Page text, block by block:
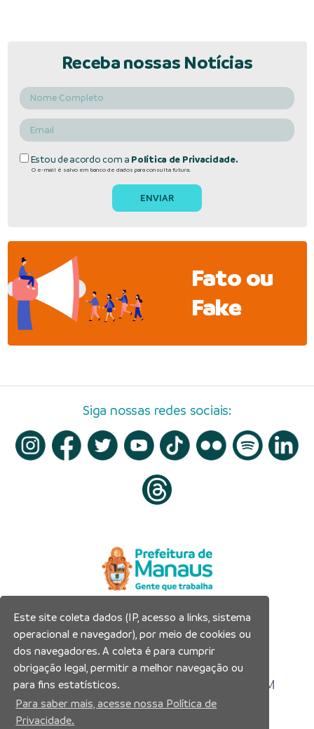
Receba nossas Notícias
Estou de acordo com a Política de Privacidade.
O e-mail é salvo em banco de dados para consulta futura.
Fato ou
Fake
Siga nossas redes sociais:
Prefeitura Municipal de Manaus
Município de Manaus
CNPJ:04.365.326.0001-73
Av. Brasil, 2971 – Compensa, Manaus-AM
CEP: 69036-110
Este site coleta dados (IP, acesso a links, sistema
operacional e navegador), por meio de cookies ou
dos navegadores. A coleta é para cumprir
obrigação legal, permitir a melhor navegação ou
para fins estatísticos.
Para saber mais, acesse nossa Política de
Privacidade.